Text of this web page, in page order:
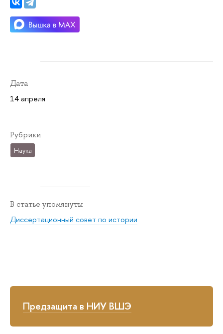
Предзащита в НИУ ВШЭ
Дата
14 апреля
Рубрики
Наука
В статье упомянуты
Диссертационный совет по истории